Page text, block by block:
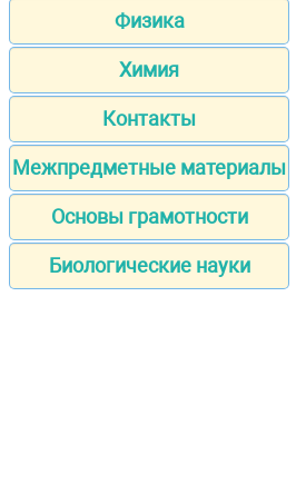
Физика
Химия
Контакты
Межпредметные материалы
Основы грамотности
Биологические науки